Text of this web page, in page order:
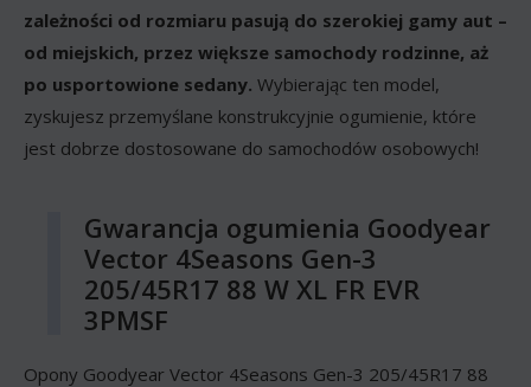
zależności od rozmiaru pasują do szerokiej gamy aut –
od miejskich, przez większe samochody rodzinne, aż
po usportowione sedany. Wybierając ten model,
zyskujesz przemyślane konstrukcyjnie ogumienie, które
jest dobrze dostosowane do samochodów osobowych!
Gwarancja ogumienia Goodyear
Vector 4Seasons Gen-3
205/45R17 88 W XL FR EVR
3PMSF
Opony Goodyear Vector 4Seasons Gen-3 205/45R17 88